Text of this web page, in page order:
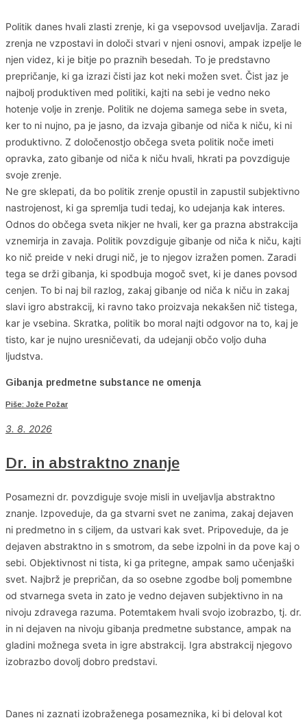
Politik danes hvali zlasti zrenje, ki ga vsepovsod uveljavlja. Zaradi
zrenja ne vzpostavi in določi stvari v njeni osnovi, ampak izpelje le
njen videz, ki je bitje po praznih besedah. To je predstavno
prepričanje, ki ga izrazi čisti jaz kot neki možen svet. Čist jaz je
najbolj produktiven med politiki, kajti na sebi je vedno neko
hotenje volje in zrenje. Politik ne dojema samega sebe in sveta,
ker to ni nujno, pa je jasno, da izvaja gibanje od niča k niču, ki ni
produktivno. Z določenostjo občega sveta politik noče imeti
opravka, zato gibanje od niča k niču hvali, hkrati pa povzdiguje
svoje zrenje.
Ne gre sklepati, da bo politik zrenje opustil in zapustil subjektivno
nastrojenost, ki ga spremlja tudi tedaj, ko udejanja kak interes.
Odnos do občega sveta nikjer ne hvali, ker ga prazna abstrakcija
vznemirja in zavaja. Politik povzdiguje gibanje od niča k niču, kajti
ko nič preide v neki drugi nič, je to njegov izražen pomen. Zaradi
tega se drži gibanja, ki spodbuja mogoč svet, ki je danes povsod
cenjen. To bi naj bil razlog, zakaj gibanje od niča k niču in zakaj
slavi igro abstrakcij, ki ravno tako proizvaja nekakšen nič tistega,
kar je vsebina. Skratka, politik bo moral najti odgovor na to, kaj je
tisto, kar je nujno uresničevati, da udejanji občo voljo duha
ljudstva.
Gibanja predmetne substance ne omenja
Piše: Jože Požar
3. 8. 2026
Dr. in abstraktno znanje
Posamezni dr. povzdiguje svoje misli in uveljavlja abstraktno
znanje. Izpoveduje, da ga stvarni svet ne zanima, zakaj dejaven
ni predmetno in s ciljem, da ustvari kak svet. Pripoveduje, da je
dejaven abstraktno in s smotrom, da sebe izpolni in da pove kaj o
sebi. Objektivnost ni tista, ki ga pritegne, ampak samo učenjaški
svet. Najbrž je prepričan, da so osebne zgodbe bolj pomembne
od stvarnega sveta in zato je vedno dejaven subjektivno in na
nivoju zdravega razuma. Potemtakem hvali svojo izobrazbo, tj. dr.
in ni dejaven na nivoju gibanja predmetne substance, ampak na
gladini možnega sveta in igre abstrakcij. Igra abstrakcij njegovo
izobrazbo dovolj dobro predstavi.
Danes ni zaznati izobraženega posameznika, ki bi deloval kot